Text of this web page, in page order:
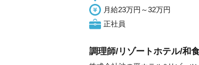
月給23万円～32万円
正社員
調理師/リゾートホテル/和